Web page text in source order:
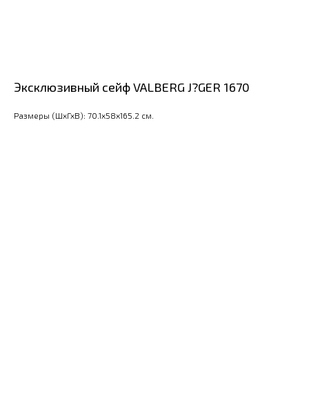
Эксклюзивный сейф VALBERG J?GER 1670
Размеры (ШхГхВ): 70.1x58x165.2 см.